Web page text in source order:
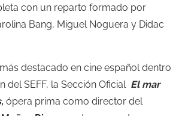
con un reparto formado por
Bang, Miguel Noguera y Didac
destacado en cine español dentro
del SEFF, la Sección Oficial El mar
ópera prima como director del